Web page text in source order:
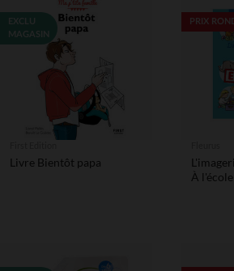
EXCLU
MAGASIN
Livre Bientôt papa
PRIX
À l'école